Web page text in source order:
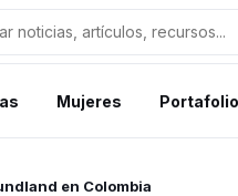
Mujeres Portafolio
en Colombia